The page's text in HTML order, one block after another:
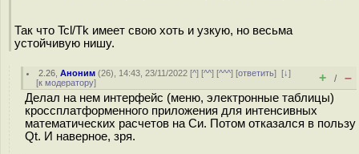
Так что Tcl/Tk имеет свою хоть и узкую, но весьма
устойчивую нишу.
2.26 ,Аноним (26), 14:43, 23/11/2022 [^] [^^] [^^^] [ответить][↓]
[к модератору] + / –
Делал на нем интерфейс (меню, электронные таблицы)
кроссплатформенного приложения для интенсивных
математических расчетов на Си. Потом отказался в пользу
Qt. И наверное, зря.